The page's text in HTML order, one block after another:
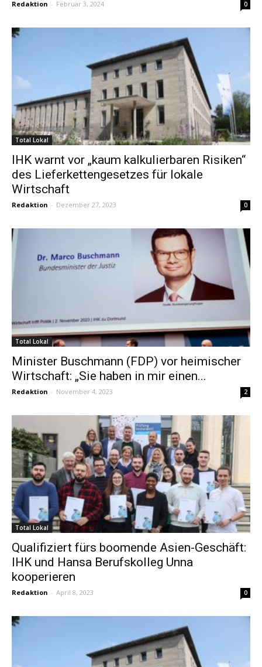
Redaktion - Februar 3, 2024 0
Total Lokal
IHK warnt vor „kaum kalkulierbaren Risiken“
des Lieferkettengesetzes für lokale
Wirtschaft
Redaktion - Dezember 27, 2023 0
Total Lokal
Minister Buschmann (FDP) vor heimischer
Wirtschaft: „Sie haben in mir einen...
Redaktion - November 4, 2023 2
Total Lokal
Qualifiziert fürs boomende Asien-Geschäft:
IHK und Hansa Berufskolleg Unna
kooperieren
Redaktion - April 8, 2023 0